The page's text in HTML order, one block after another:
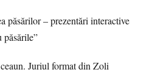
păsărilor – prezentări interactive
Juriul format din Zoli